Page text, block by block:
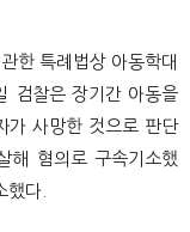
한 특례법상 아동학대
검찰은 장기간 아동을
가 사망한 것으로 판단
해 혐의로 구속기소했
했다.